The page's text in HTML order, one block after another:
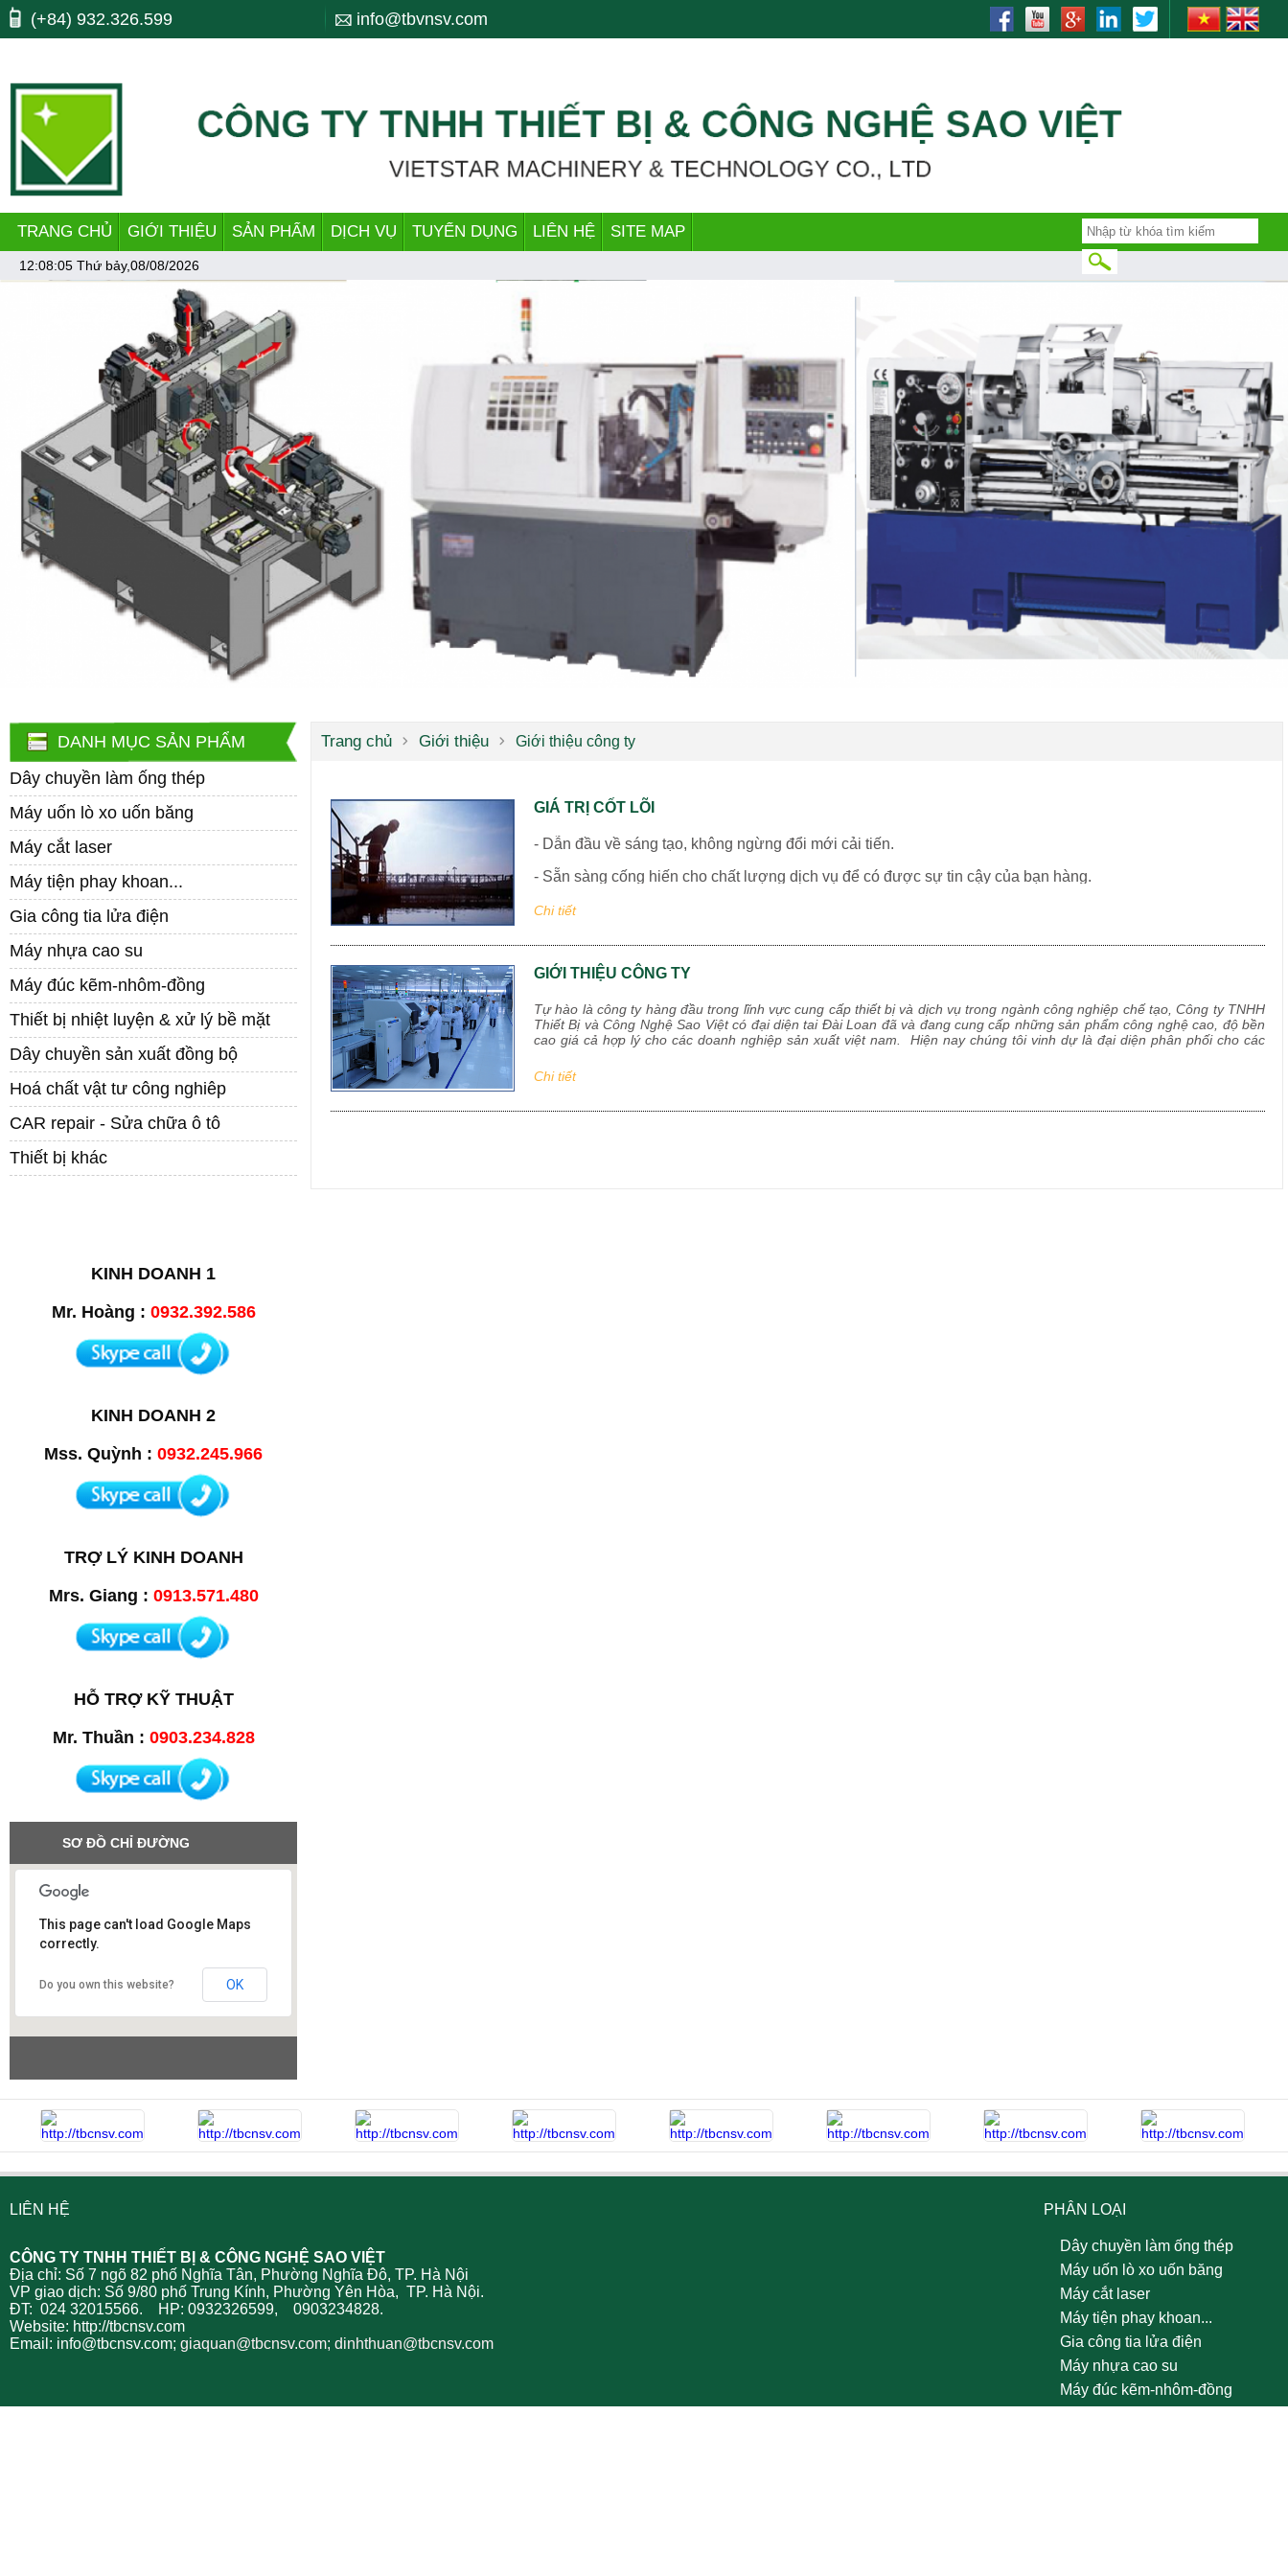
Máy công cụ, may cong cu, CNC, máy cnc, trung tam gia cong, ttgc, trung tâm gia công, CNC lathe, CNC Milling, tiện CNC, khoan, drill, mài, grinding, bending, lò xo, nhiet luyen, quenching, tube making machine,
dây chuyền làm ống, pipe.
(+84) 932.326.599 info@tbvnsv.com
TRANG CHỦ GIỚI THIỆU SẢN PHẨM DỊCH VỤ TUYỂN DỤNG LIÊN HỆ SITE MAP
12:08:05 Thứ bảy,08/08/2026
DANH MỤC SẢN PHẨM
Dây chuyền làm ống thép
Máy uốn lò xo uốn băng
Máy cắt laser
Máy tiện phay khoan...
Gia công tia lửa điện
Máy nhựa cao su
Máy đúc kẽm-nhôm-đồng
Thiết bị nhiệt luyện & xử lý bề mặt
Dây chuyền sản xuất đồng bộ
Hoá chất vật tư công nghiêp
CAR repair - Sửa chữa ô tô
Thiết bị khác
KINH DOANH 1
Mr. Hoàng : 0932.392.586
KINH DOANH 2
Mss. Quỳnh : 0932.245.966
TRỢ LÝ KINH DOANH
Mrs. Giang : 0913.571.480
HỖ TRỢ KỸ THUẬT
Mr. Thuần : 0903.234.828
SƠ ĐỒ CHỈ ĐƯỜNG
Công ty SAO VIỆT
This page can't load Google Maps
correctly.
Do you own this website? OK
Trang chủ Giới thiệu Giới thiệu công ty
GIÁ TRỊ CỐT LÕI
- Dẫn đầu về sáng tạo, không ngừng đổi mới cải tiến.
- Sẵn sàng cống hiến cho chất lượng dịch vụ để có được sự tin cậy của bạn hàng.
- Cam kết về trách nhiệm với cộng đồng doanh nghiệp với phương châm: “Công ty VSTC tồn tại là để đem
Chi tiết
GIỚI THIỆU CÔNG TY
Tự hào là công ty hàng đầu trong lĩnh vực cung cấp thiết bị và dịch vụ trong ngành công nghiệp chế tạo, Công ty TNHH
Thiết Bị và Công Nghệ Sao Việt có đại diện tai Đài Loan đã và đang cung cấp những sản phẩm công nghệ cao, độ bền
cao giá cả hợp lý cho các doanh nghiệp sản xuất việt nam. Hiện nay chúng tôi vinh dự là đại diện phân phối cho các
hàng của một số nhà sản xuất khác từ Trung Quốc, Hàn Quốc, EU…
Chi tiết
LIÊN HỆ
CÔNG TY TNHH THIẾT BỊ & CÔNG NGHỆ SAO VIỆT
Địa chỉ: Số 7 ngõ 82 phố Nghĩa Tân, Phường Nghĩa Đô, TP. Hà Nội
VP giao dịch: Số 9/80 phố Trung Kính, Phường Yên Hòa, TP. Hà Nội.
ĐT: 024 32015566. HP: 0932326599, 0903234828.
Website: http://tbcnsv.com
Email: info@tbcnsv.com; giaquan@tbcnsv.com; dinhthuan@tbcnsv.com
PHÂN LOẠI
Dây chuyền làm ống thép
Máy uốn lò xo uốn băng
Máy cắt laser
Máy tiện phay khoan...
Gia công tia lửa điện
Máy nhựa cao su
Máy đúc kẽm-nhôm-đồng